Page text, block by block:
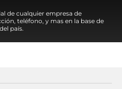
de cualquier empresa de
teléfono, y mas en la base de
país.